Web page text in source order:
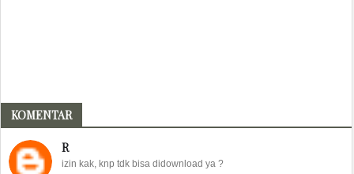
KOMENTAR
R
izin kak, knp tdk bisa didownload ya ?